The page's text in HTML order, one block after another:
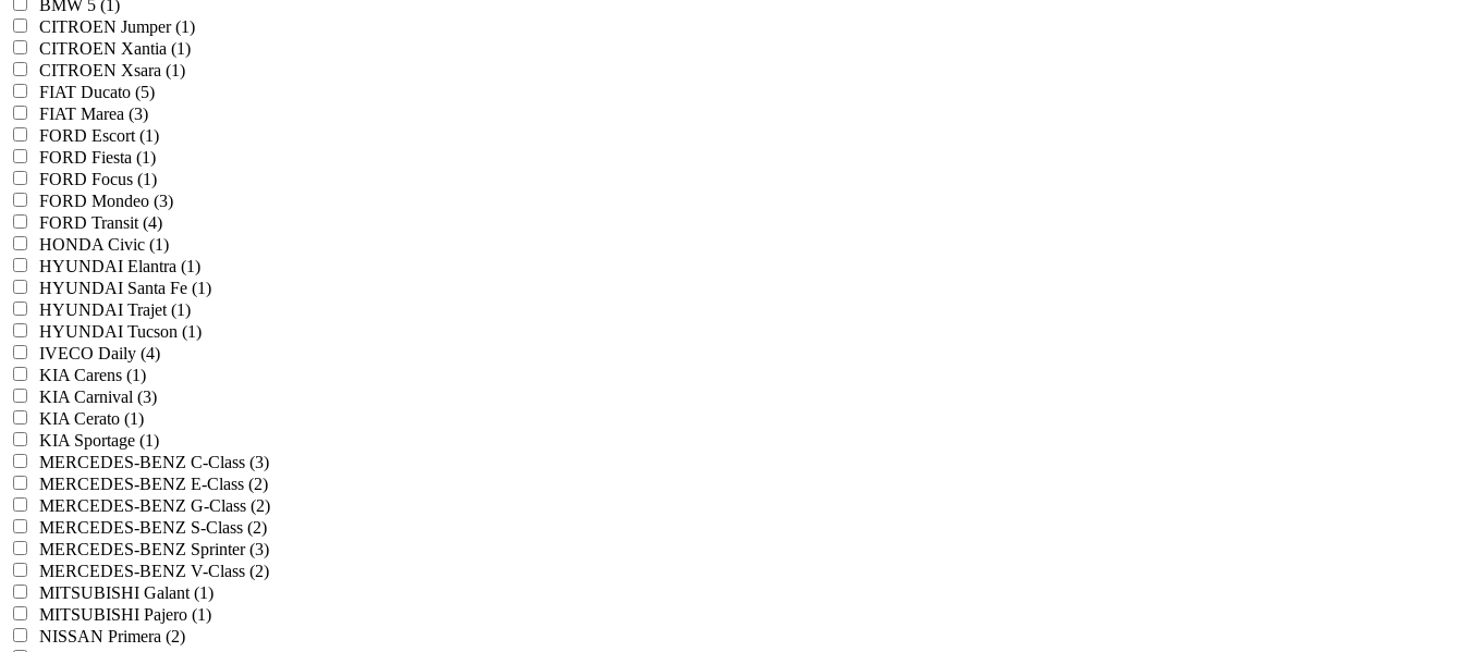
BMW 5 (1)
CITROEN Jumper (1)
CITROEN Xantia (1)
CITROEN Xsara (1)
FIAT Ducato (5)
FIAT Marea (3)
FORD Escort (1)
FORD Fiesta (1)
FORD Focus (1)
FORD Mondeo (3)
FORD Transit (4)
HONDA Civic (1)
HYUNDAI Elantra (1)
HYUNDAI Santa Fe (1)
HYUNDAI Trajet (1)
HYUNDAI Tucson (1)
IVECO Daily (4)
KIA Carens (1)
KIA Carnival (3)
KIA Cerato (1)
KIA Sportage (1)
MERCEDES-BENZ C-Class (3)
MERCEDES-BENZ E-Class (2)
MERCEDES-BENZ G-Class (2)
MERCEDES-BENZ S-Class (2)
MERCEDES-BENZ Sprinter (3)
MERCEDES-BENZ V-Class (2)
MITSUBISHI Galant (1)
MITSUBISHI Pajero (1)
NISSAN Primera (2)